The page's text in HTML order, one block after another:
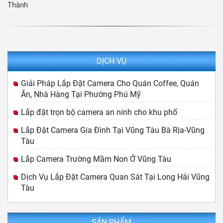
Thành
DỊCH VỤ
Giải Pháp Lắp Đặt Camera Cho Quán Coffee, Quán
Ăn, Nhà Hàng Tại Phường Phú Mỹ
Lắp đặt trọn bộ camera an ninh cho khu phố
Lắp Đặt Camera Gia Đình Tại Vũng Tàu Bà Rịa-Vũng
Tàu
Lắp Camera Trường Mầm Non Ở Vũng Tàu
Dịch Vụ Lắp Đặt Camera Quan Sát Tại Long Hải Vũng
Tàu